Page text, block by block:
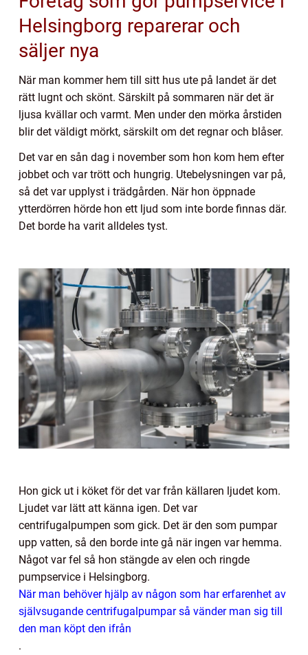
Helsingborg reparerar och
säljer nya
När man kommer hem till sitt hus ute på landet är det
rätt lugnt och skönt. Särskilt på sommaren när det är
ljusa kvällar och varmt. Men under den mörka årstiden
blir det väldigt mörkt, särskilt om det regnar och blåser.
Det var en sån dag i november som hon kom hem efter
jobbet och var trött och hungrig. Utebelysningen var på,
så det var upplyst i trädgården. När hon öppnade
ytterdörren hörde hon ett ljud som inte borde finnas där.
Det borde ha varit alldeles tyst.
Hon gick ut i köket för det var från källaren ljudet kom.
Ljudet var lätt att känna igen. Det var
centrifugalpumpen som gick. Det är den som pumpar
upp vatten, så den borde inte gå när ingen var hemma.
Något var fel så hon stängde av elen och ringde
pumpservice i Helsingborg.
När man behöver hjälp av någon som har erfarenhet av
självsugande centrifugalpumpar så vänder man sig till
den man köpt den ifrån
.